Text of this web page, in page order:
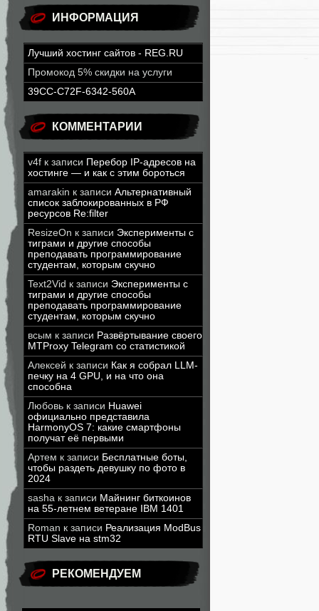
ИНФОРМАЦИЯ
Лучший хостинг сайтов - REG.RU
Промокод 5% скидки на услуги
39CC-C72F-6342-560A
КОММЕНТАРИИ
v4f к записи Перебор IP-адресов на
хостинге — и как с этим бороться
amarakin к записи Альтернативный
список заблокированных в РФ
ресурсов Re:filter
ResizeOn к записи Эксперименты с
тиграми и другие способы
преподавать программирование
студентам, которым скучно
Text2Vid к записи Эксперименты с
тиграми и другие способы
преподавать программирование
студентам, которым скучно
всым к записи Развёртывание своего
MTProxy Telegram со статистикой
Алексей к записи Как я собрал LLM-
печку на 4 GPU, и на что она
способна
Любовь к записи Huawei
официально представила
HarmonyOS 7: какие смартфоны
получат её первыми
Артем к записи Бесплатные боты,
чтобы раздеть девушку по фото в
2024
sasha к записи Майнинг биткоинов
на 55-летнем ветеране IBM 1401
Roman к записи Реализация ModBus
RTU Slave на stm32
РЕКОМЕНДУЕМ